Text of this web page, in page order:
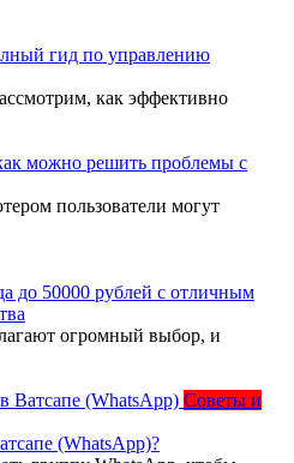
гид по управлению
как эффективно
можно решить проблемы с
пользователи могут
до 50000 рублей с отличным
огромный выбор, и
Советы и
(WhatsApp)?